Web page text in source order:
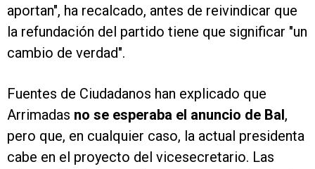
aportan", ha recalcado, antes de reivindicar que
la refundación del partido tiene que significar "un
cambio de verdad".
Fuentes de Ciudadanos han explicado que
Arrimadas no se esperaba el anuncio de Bal,
pero que, en cualquier caso, la actual presidenta
cabe en el proyecto del vicesecretario. Las